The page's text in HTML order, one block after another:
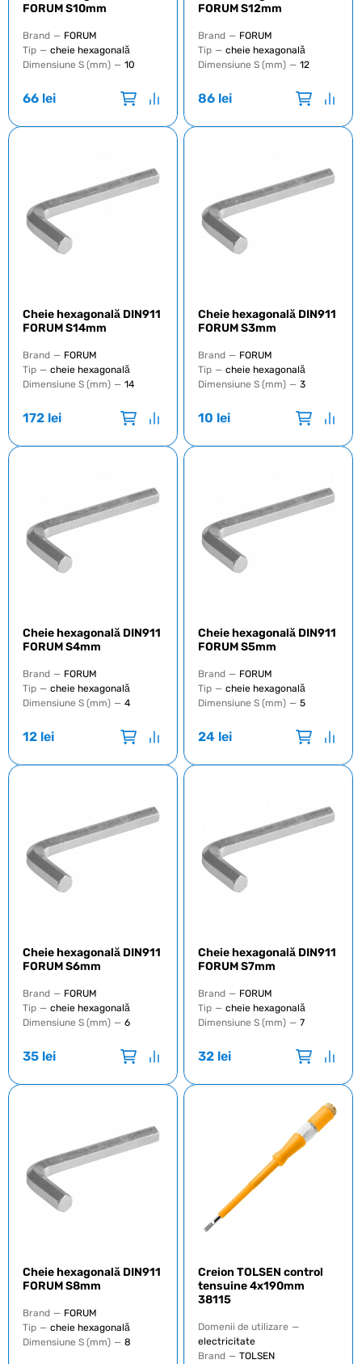
FORUM S10mm
Brand — FORUM
Tip — cheie hexagonală
Dimensiune S (mm) — 10
66 lei
FORUM S12mm
Brand — FORUM
Tip — cheie hexagonală
Dimensiune S (mm) — 12
86 lei
Cheie hexagonală DIN911
FORUM S14mm
Brand — FORUM
Tip — cheie hexagonală
Dimensiune S (mm) — 14
172 lei
Cheie hexagonală DIN911
FORUM S3mm
Brand — FORUM
Tip — cheie hexagonală
Dimensiune S (mm) — 3
10 lei
Cheie hexagonală DIN911
FORUM S4mm
Brand — FORUM
Tip — cheie hexagonală
Dimensiune S (mm) — 4
12 lei
Cheie hexagonală DIN911
FORUM S5mm
Brand — FORUM
Tip — cheie hexagonală
Dimensiune S (mm) — 5
24 lei
Cheie hexagonală DIN911
FORUM S6mm
Brand — FORUM
Tip — cheie hexagonală
Dimensiune S (mm) — 6
35 lei
Cheie hexagonală DIN911
FORUM S7mm
Brand — FORUM
Tip — cheie hexagonală
Dimensiune S (mm) — 7
32 lei
Cheie hexagonală DIN911
FORUM S8mm
Brand — FORUM
Tip — cheie hexagonală
Dimensiune S (mm) — 8
Creion TOLSEN control
tensuine 4x190mm
38115
Domenii de utilizare —
electricitate
Brand — TOLSEN